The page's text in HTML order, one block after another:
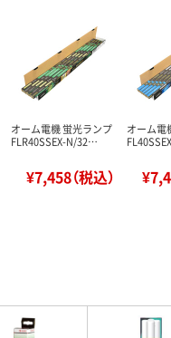
オーム電機 蛍光ランプ
FLR40SSEX-N/32…
¥7,458（税込）
オーム電